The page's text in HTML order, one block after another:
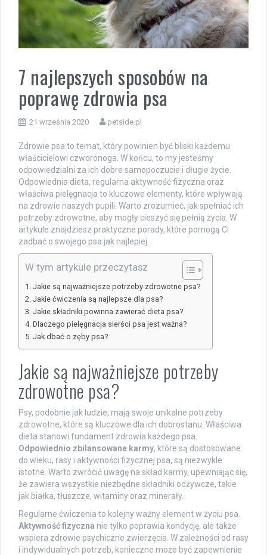
7 najlepszych sposobów na
poprawę zdrowia psa
21 września 2020 petside.pl
Zdrowie psa to temat, który powinien być bliski każdemu
właścicielowi czworonoga. W końcu, to my jesteśmy
odpowiedzialni za ich dobre samopoczucie i długie życie.
Odpowiednia dieta, regularna aktywność fizyczna oraz
właściwa pielęgnacja to kluczowe elementy, które wpływają
na zdrowie naszych pupili. Warto zrozumieć, jak spełniać ich
potrzeby zdrowotne, aby mogły cieszyć się pełnią życia. W
artykule znajdziesz praktyczne porady, które pomogą Ci
zadbać o swojego psa jak najlepiej.
W tym artykule przeczytasz
Jakie są najważniejsze potrzeby zdrowotne psa?
Jakie ćwiczenia są najlepsze dla psa?
Jakie składniki powinna zawierać dieta psa?
Dlaczego pielęgnacja sierści psa jest ważna?
Jak dbać o zęby psa?
Jakie są najważniejsze potrzeby
zdrowotne psa?
Psy, podobnie jak ludzie, mają swoje unikalne potrzeby
zdrowotne, które są kluczowe dla ich dobrostanu. Właściwa
dieta stanowi fundament zdrowia każdego psa.
Odpowiednio zbilansowane karmy, które są dostosowane
do wieku, rasy i aktywności fizycznej psa, są niezwykle
istotne. Warto zwrócić uwagę na skład karmy, upewniając się,
że zawiera wszystkie niezbędne składniki odżywcze, takie
jak białka, tłuszcze, witaminy oraz minerały.
Regularne ćwiczenia to kolejny ważny element w życiu psa.
Aktywność fizyczna nie tylko poprawia kondycję, ale także
wspiera zdrowie psychiczne zwierzęcia. W zależności od rasy
i indywidualnych potrzeb, konieczne może być zapewnienie